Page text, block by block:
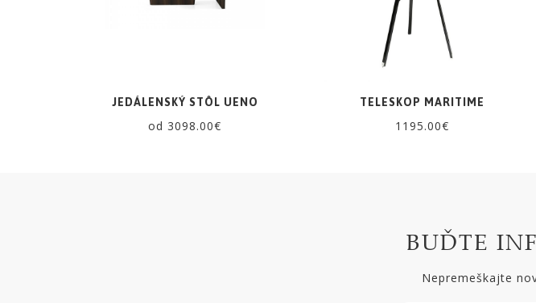
JEDÁLENSKÝ STÔL UENO
od 3098.00€
TELESKOP MARITIME
1195.00€
BUĎTE
Nepremeškajte